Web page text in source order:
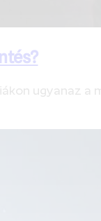
ugyanaz a